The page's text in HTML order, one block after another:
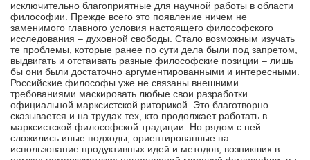
исключительно благоприятные для научной работы в области
философии. Прежде всего это появление ничем не
заменимого главного условия настоящего философского
исследования – духовной свободы. Стало возможным изучать
те проблемы, которые ранее по сути дела были под запретом,
выдвигать и отстаивать разные философские позиции – лишь
бы они были достаточно аргументированными и интересными.
Российские философы уже не связаны внешними
требованиями маскировать любые свои разработки
официальной марксистской риторикой. Это благотворно
сказывается и на трудах тех, кто продолжает работать в
марксистской философской традиции. Но рядом с ней
сложились иные подходы, ориентированные на
использование продуктивных идей и методов, возникших в